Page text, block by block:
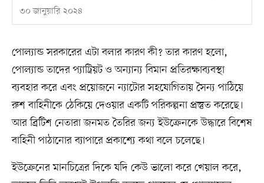
৩০ জানুয়ারি ২০২৪
পোল্যান্ড সরকারের এটা বলার কারণ কী? তার কারণ হলো,
পোল্যান্ড তাদের প্যাট্রিয়ট ও অন্যান্য বিমান প্রতিরক্ষাব্যবস্থা
ব্যবহার করে এবং প্রয়োজনে ন্যাটোর সহযোগিতায় সৈন্য পাঠিয়ে
রুশ বাহিনীকে ঠেকিয়ে দেওয়ার একটি পরিকল্পনা প্রস্তুত করেছে।
আর ব্রিটিশ নেতারা জনমত তৈরির জন্য ইউক্রেনকে উদ্ধারে বিশেষ
বাহিনী পাঠানোর ব্যাপারে প্রকাশ্যে কথা বলে চলেছে।
ইউক্রেনের মানচিত্রের দিকে যদি কেউ ভালো করে খেয়াল করে,